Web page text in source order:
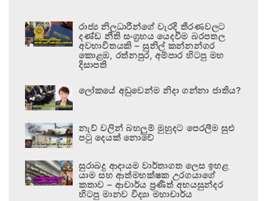
රාජ්‍ය නිලධාරීන්ගේ වැරදි තීරණවලට
දණ්ඩ නීති සංග්‍රහය යෙදවීම බරපතල
අවභාවිතයකි – සුනිල් කන්නන්ගර
කොළඹ, රත්නපුර, අම්පාර හිටපු මහ
දිසාපති
ලෝකයේ අඩුවෙන්ම නිදා ගන්නා ජාතිය?
නැව් වලින් බහලුම් මුහුදට පෙරලීම සුළු
පටු දෙයක් නොවේ
සුරාබදු ආදායම වාර්තාගත ලෙස ඉහළ
යාම සහ ආත්මභක්ෂක උරගයාගේ
කතාව – ආචාර්ය ප්‍රණීත් අභයසුන්දර
හිටපු මානව විද්‍යා මහාචාර්ය